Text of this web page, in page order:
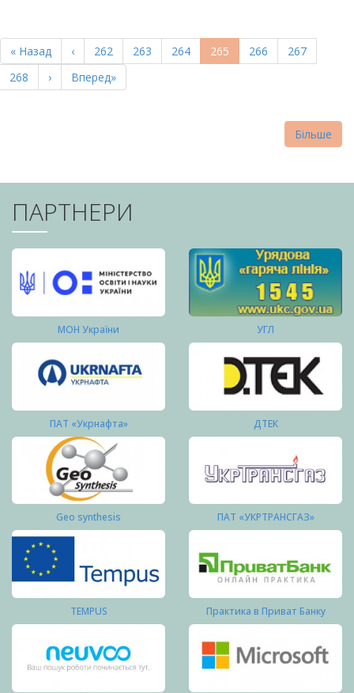
НА
СТОРІНКИ
Перша
сторінка
« Назад
Попередня
сторінка
‹ Page
262 Page
263 Page
264
Поточна
сторінка
265 Page
266 Page
267
Page
268
Наступна
сторінка
›
Остання
сторінка
Вперед»
Більше
ПАРТНЕРИ
МОН України УГЛ
ПАТ «Укрнафта» ДТЕК
Geo synthesis ПАТ «УКРТРАНСГАЗ»
TEMPUS Практика в Приват Банку